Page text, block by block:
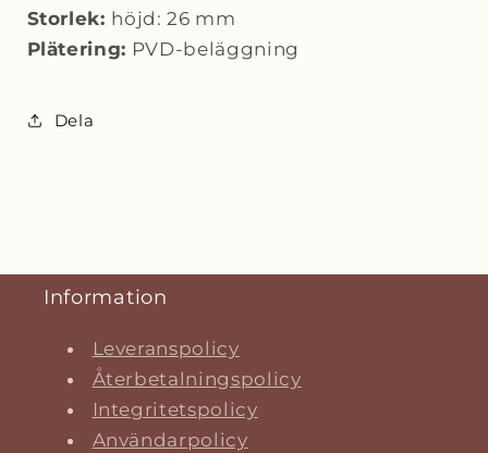
Storlek: höjd: 26 mm
Plätering: PVD-beläggning
Dela
Information
Leveranspolicy
Återbetalningspolicy
Integritetspolicy
Användarpolicy